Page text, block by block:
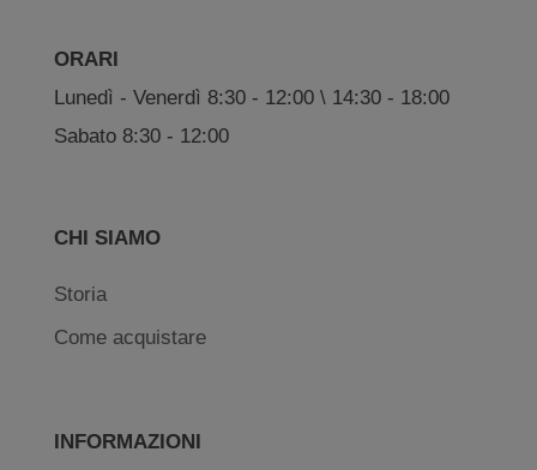
ORARI
Lunedì - Venerdì 8:30 - 12:00 \ 14:30 - 18:00
Sabato 8:30 - 12:00
CHI SIAMO
Storia
Come acquistare
INFORMAZIONI